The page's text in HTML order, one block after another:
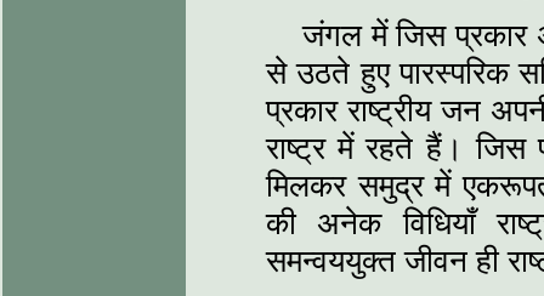
जंगल में जिस प्रकार
से उठते हुए पारस्परिक
प्रकार राष्ट्रीय जन
राष्ट्र में रहते हैं।
मिलकर समुद्र में
की अनेक विधियाँ
समन्वययुक्त जीवन ही